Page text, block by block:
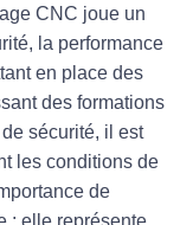
CNC joue un
la performance
en place des
des formations
sécurité, il est
les conditions de
de
; elle représente